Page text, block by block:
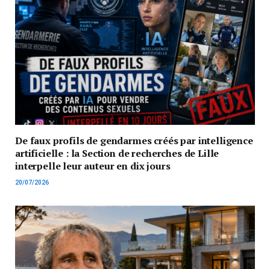
De faux profils de gendarmes créés par intelligence
artificielle : la Section de recherches de Lille
interpelle leur auteur en dix jours
20/07/2026